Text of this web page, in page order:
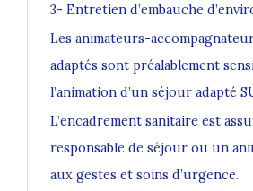
3- Entretien d’embauche
Les animateurs-
adaptés sont préalablement
l’animation d’un séjour adapté
L’encadrement sanitaire est
responsable de séjour ou un
aux gestes et soins d’urgence.